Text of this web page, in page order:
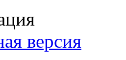
версия